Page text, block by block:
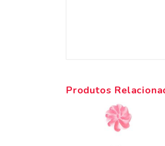
Produtos